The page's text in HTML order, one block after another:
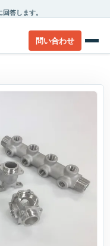
答します。
問い合わせ